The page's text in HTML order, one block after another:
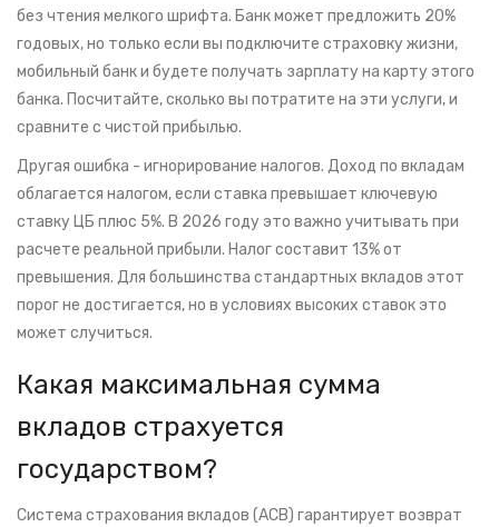
без чтения мелкого шрифта. Банк может предложить 20%
годовых, но только если вы подключите страховку жизни,
мобильный банк и будете получать зарплату на карту этого
банка. Посчитайте, сколько вы потратите на эти услуги, и
сравните с чистой прибылью.
Другая ошибка - игнорирование налогов. Доход по вкладам
облагается налогом, если ставка превышает ключевую
ставку ЦБ плюс 5%. В 2026 году это важно учитывать при
расчете реальной прибыли. Налог составит 13% от
превышения. Для большинства стандартных вкладов этот
порог не достигается, но в условиях высоких ставок это
может случиться.
Какая максимальная сумма
вкладов страхуется
государством?
Система страхования вкладов (АСВ) гарантирует возврат